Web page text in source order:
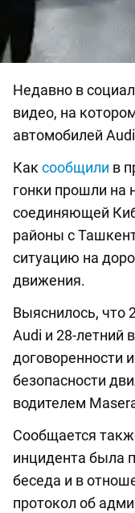
Недавно в
видео, на
автомобилей
Каксообщили в
гонки прошли на
соединяющей
районы с
ситуацию на
движения.
Выяснилось, что
Audi и 28-летний
договоренности
безопасности
водителем
Сообщается
инцидента была
беседа и в
протокол об